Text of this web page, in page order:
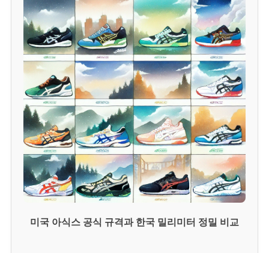
미국 아식스 공식 규격과 한국 밀리미터 정밀 비교